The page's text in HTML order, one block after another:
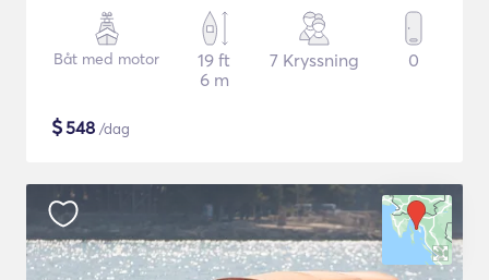
Båt med motor
19 ft
6 m
7 Kryssning 0
$548 /dag